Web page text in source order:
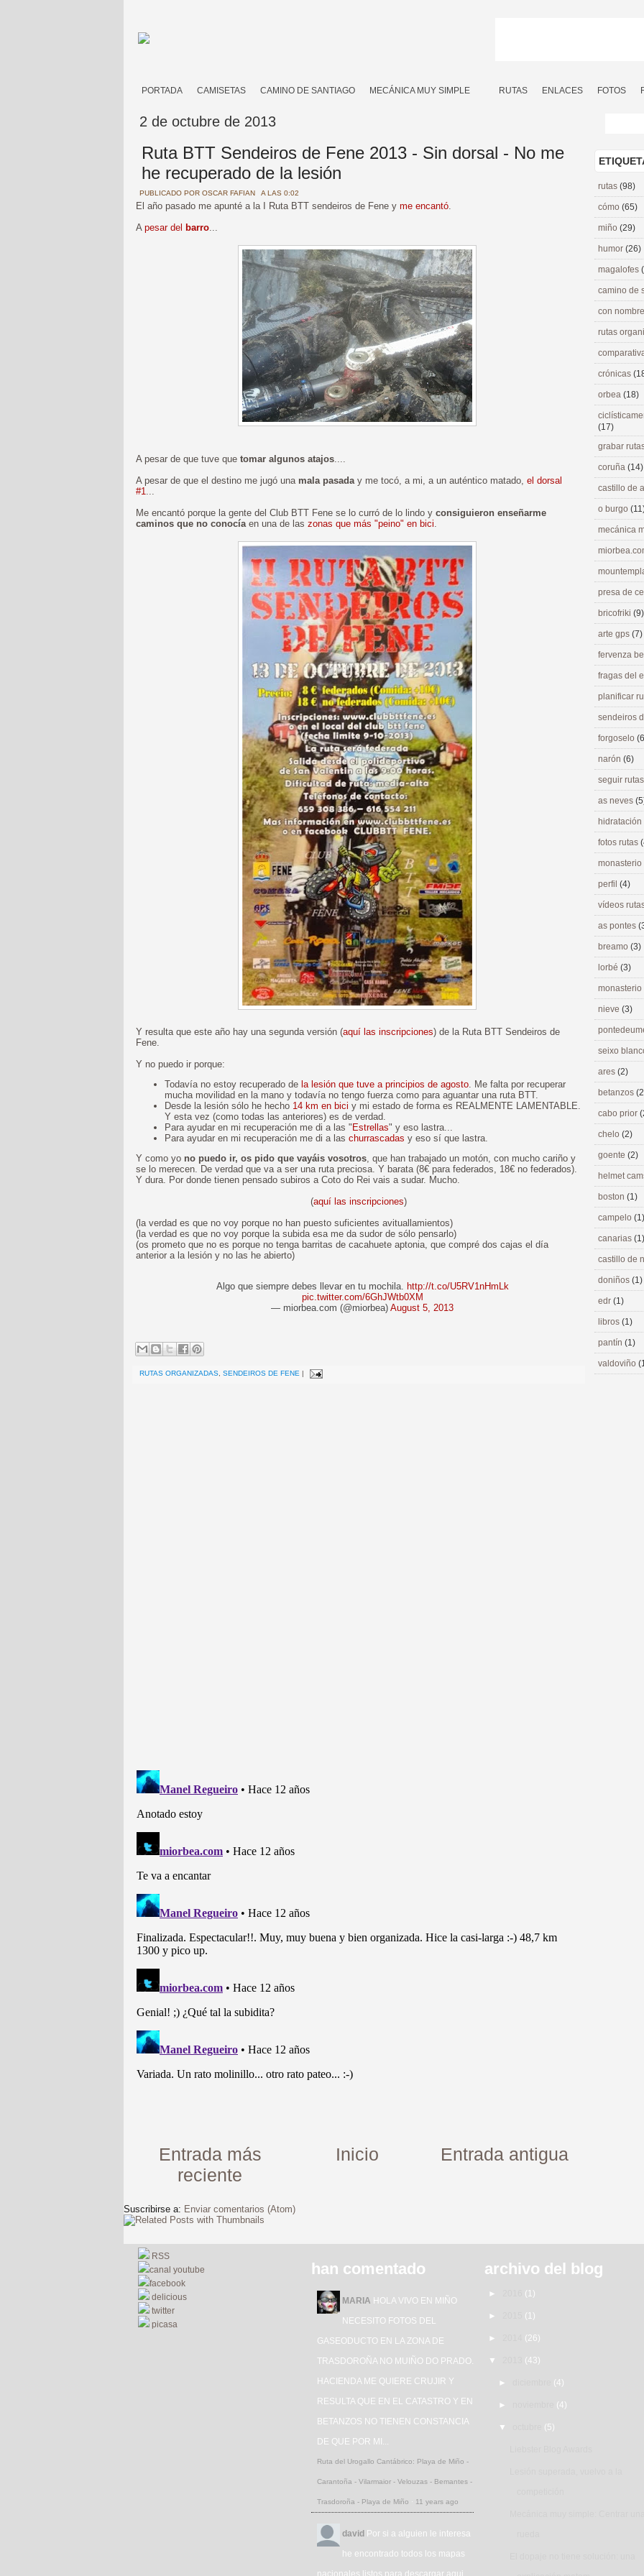
PORTADA CAMISETAS CAMINO DE SANTIAGO MECÁNICA MUY SIMPLE RUTAS ENLACES FOTOS
2 de octubre de 2013
Ruta BTT Sendeiros de Fene 2013 - Sin dorsal - No me
he recuperado de la lesión
PUBLICADO POR OSCAR FAFIAN A LAS 0:02
El año pasado me apunté a la I Ruta BTT sendeiros de Fene y me encantó.
A pesar del barro...
A pesar de que tuve que tomar algunos atajos....
A pesar de que el destino me jugó una mala pasaday me tocó, a mi, a un auténtico matado, el dorsal
#1...
Me encantó porque la gente del Club BTT Fene se lo curró de lo lindo y consiguieron enseñarme
caminos que no conocíaen una de las zonas que más "peino" en bici.
Y resulta que este año hay una segunda versión (aquí las inscripciones) de la Ruta BTT Sendeiros de
Fene.
Y no puedo ir porque:
Todavía no estoy recuperado de la lesión que tuve a principios de agosto. Me falta por recuperar
mucha movilidad en la mano y todavía no tengo fuerza como para aguantar una ruta BTT.
Desde la lesión sólo he hecho 14 km en bici y mi estado de forma es REALMENTE LAMENTABLE.
Y esta vez (como todas las anteriores) es de verdad.
Para ayudar en mi recuperación me di a las " Estrellas" y eso lastra...
Para ayudar en mi recuperación me di a las churrascadas y eso sí que lastra.
Y como yo no puedo ir, os pido que vayáis vosotros, que han trabajado un motón, con mucho cariño y
se lo merecen. De verdad que va a ser una ruta preciosa. Y barata (8€ para federados, 18€ no federados).
Y dura. Por donde tienen pensado subiros a Coto do Rei vais a sudar. Mucho.
(aquí las inscripciones)
(la verdad es que no voy porque no han puesto suficientes avituallamientos)
(la verdad es que no voy porque la subida esa me da sudor de sólo pensarlo)
(os prometo que no es porque no tenga barritas de cacahuete aptonia, que compré dos cajas el día
anterior a la lesión y no las he abierto)
Algo que siempre debes llevar en tu mochila. http://t.co/U5RV1nHmLk
pic.twitter.com/6GhJWtb0XM
— miorbea.com (@miorbea) August 5, 2013
RUTAS ORGANIZADAS SENDEIROS DE FENE |
Entrada más
reciente
Entrada antigua
Inicio
Suscribirse a: Enviar comentarios (Atom)
rutas (98)
cómo (65)
miño (29)
humor (26)
magalofes
camino de
con
rutas
crónicas
orbea (18)
(17)
grabar
coruña (14)
castillo de
o burgo
mecánica
presa de
bricofriki (9)
arte gps (7)
fervenza
fragas del
planificar
sendeiros
forgoselo
narón (6)
seguir
as neves
hidratación
fotos rutas
perfil (4)
vídeos
as pontes
breamo (3)
lorbé (3)
nieve (3)
seixo
ares (2)
betanzos
cabo prior
chelo (2)
goente (2)
helmet
boston (1)
campelo (1)
canarias (1)
castillo de
doniños (1)
edr (1)
libros (1)
pantín (1)
valdoviño
RSS
canal youtube
facebook
delicious
twitter
picasa
han comentado
MARIA HOLA VIVO EN MIÑO
NECESITO FOTOS DEL
GASEODUCTO EN LA ZONA DE
TRASDOROÑA NO MUIÑO DO PRADO.
HACIENDA ME QUIERE CRUJIR Y
RESULTA QUE EN EL CATASTRO Y EN
BETANZOS NO TIENEN CONSTANCIA
DE QUE POR MI...
Ruta del Urogallo Cantábrico: Playa de Miño -
Carantoña - Vilarmaior - Velouzas - Bemantes -
Trasdoroña - Playa de Miño · 11 years ago
david Por si a alguien le interesa
he encontrado todos los mapas
nacionales listos para descargar aqui
archivo del blog
► (1)
► (1)
► (26)
▼ (43)
► (4)
► (4)
▼ (5)